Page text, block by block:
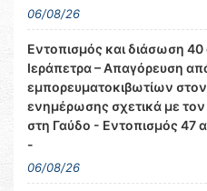
06/08/26
Εντοπισμός και διάσωση
Ιεράπετρα – Απαγόρευση
εμπορευματοκιβωτίων στον
ενημέρωσης σχετικά με
στη Γαύδο - Εντοπισμός 47
-
06/08/26